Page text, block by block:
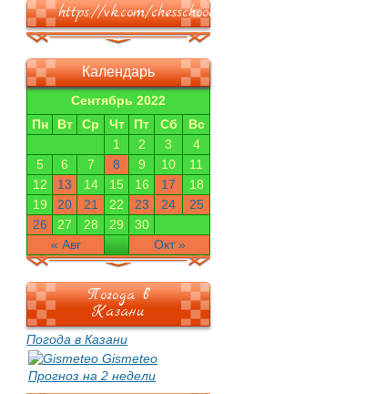
https://vk.com/chesschool
Календарь
Сентябрь 2022
Пн
Вт Ср Чт Пт Сб Вс
« Авг Окт »
1 2 3
4
5
6 7 8 9 10
11
12
13 14 15 16 17
18
19
20 21 22 23 24
25
26
27 28 29 30
Погода в
Казани
Погода в Казани
Gismeteo
Прогноз на 2 недели